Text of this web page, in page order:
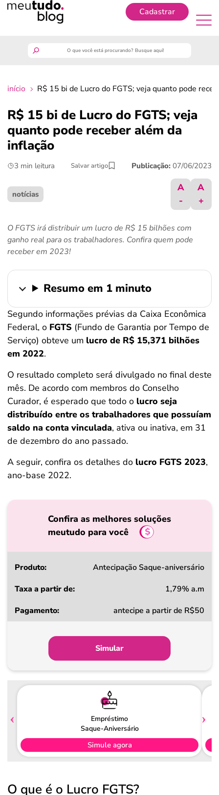
Cadastrar
finanças
benefícios
últimas notícias
ferramentas
início R$ 15 bi de Lucro do FGTS; veja quanto pode
R$ 15 bi de Lucro do FGTS; veja
quanto pode receber além da
inflação
3 min leitura Salvar artigo Publicação: 07/06/2023
notícias
A
-
A
+
O FGTS irá distribuir um lucro de R$ 15 bilhões com
ganho real para os trabalhadores. Confira quem pode
receber em 2023!
Resumo em 1 minuto
Segundo informações prévias da Caixa Econômica
Federal, o FGTS (Fundo de Garantia por Tempo de
Serviço) obteve um lucro de R$ 15,371 bilhões
em 2022.
O resultado completo será divulgado no final deste
mês. De acordo com membros do Conselho
Curador, é esperado que todo o lucro seja
distribuído entre os trabalhadores que possuíam
saldo na conta vinculada, ativa ou inativa, em 31
de dezembro do ano passado.
A seguir, confira os detalhes do lucro FGTS 2023,
ano-base 2022.
Confira as melhores soluções
meutudo para você
Produto
a
Pagamento
Antecipação Saque-aniversário
1,79% a.m
antecipe a partir de R$50
Simular
Empréstimo
Saque-Aniversário
Simule agora
O que é o Lucro FGTS?